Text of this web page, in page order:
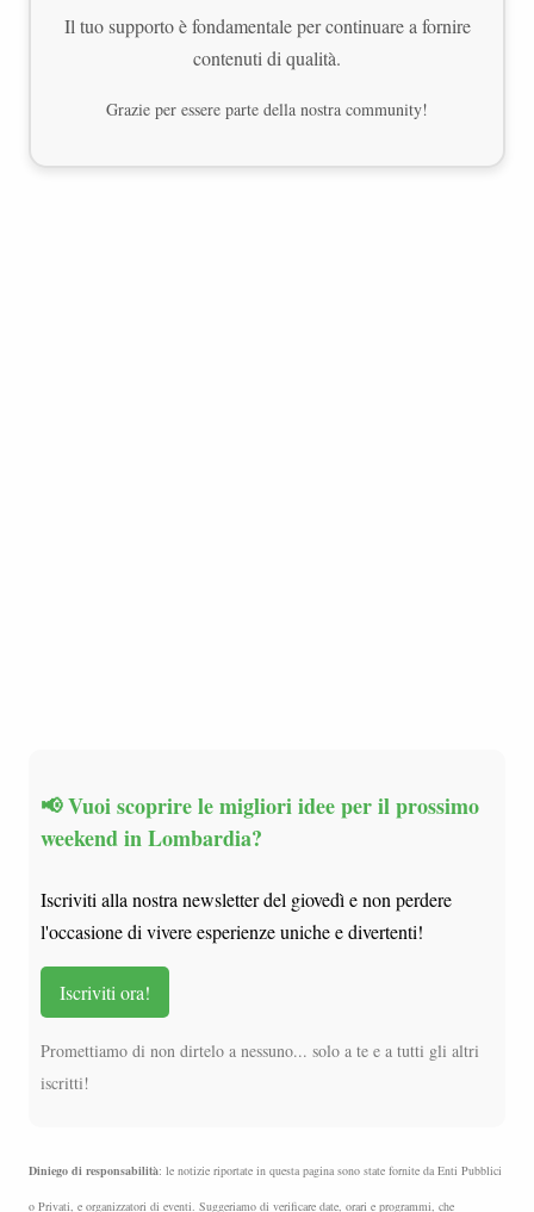
Il tuo supporto è fondamentale per continuare a fornire
contenuti di qualità.
Grazie per essere parte della nostra community!
📢 Vuoi scoprire le migliori idee per il prossimo
weekend in Lombardia?
Iscriviti alla nostra newsletter del giovedì e non perdere
l'occasione di vivere esperienze uniche e divertenti!
Iscriviti ora!
Promettiamo di non dirtelo a nessuno... solo a te e a tutti gli altri
iscritti!
Diniego di responsabilità: le notizie riportate in questa pagina sono state fornite da Enti Pubblici
o Privati, e organizzatori di eventi. Suggeriamo di verificare date, orari e programmi, che